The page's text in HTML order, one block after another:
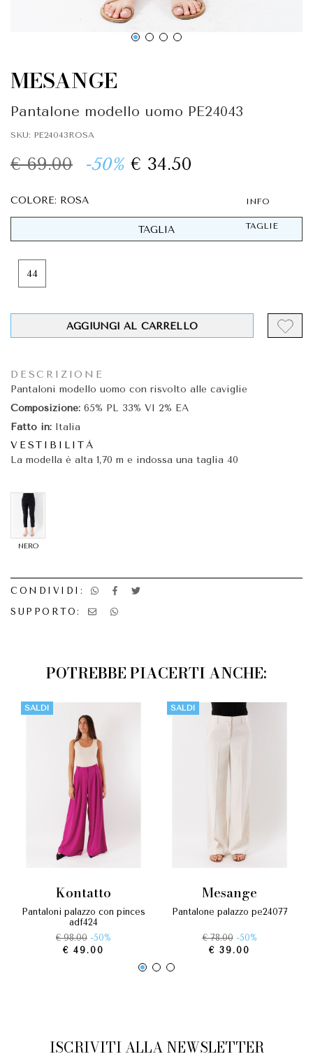
MESANGE
Pantalone modello uomo PE24043
SKU: PE24043ROSA
€ 69.00 -50% € 34.50
COLORE: ROSA
TAGLIA
INFO
TAGLIE
44
AGGIUNGI AL CARRELLO
DESCRIZIONE
Pantaloni modello uomo con risvolto alle caviglie
Composizione: 65% PL 33% VI 2% EA
Fatto in: Italia
VESTIBILITÀ
La modella è alta 1,70 m e indossa una taglia 40
NERO
CONDIVIDI:
SUPPORTO:
POTREBBE PIACERTI ANCHE:
SALDI
kontatto
pantaloni palazzo con pinces
adf424
€ 98.00 -50%
€ 49.00
SALDI
mesange
pantalone palazzo pe24077
€ 78.00 -50%
€ 39.00
ISCRIVITI ALLA NEWSLETTER